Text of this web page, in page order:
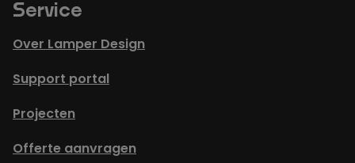
Service
Over Lamper Design
Support portal
Projecten
Offerte aanvragen